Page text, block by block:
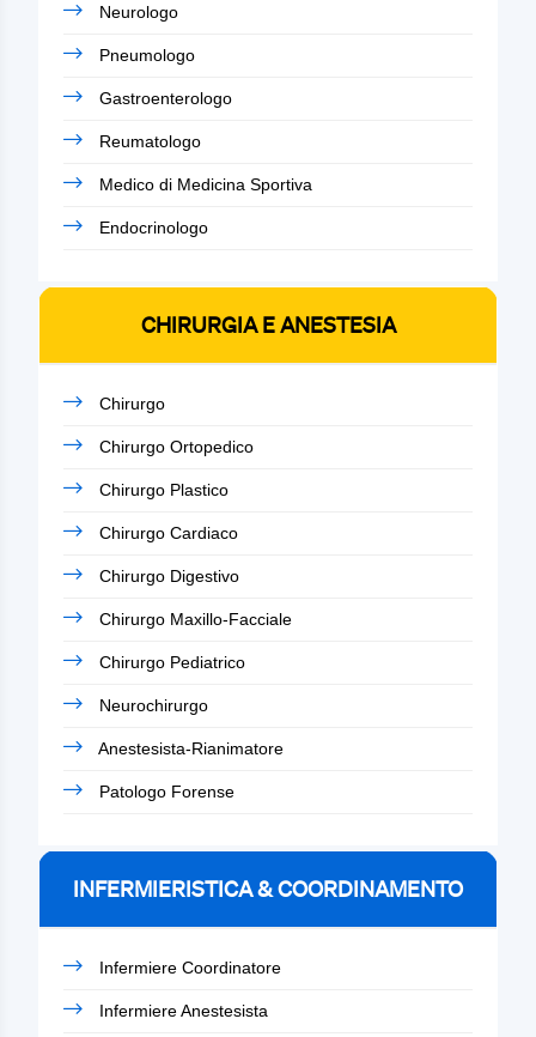
Neurologo
Pneumologo
Gastroenterologo
Reumatologo
Medico di Medicina Sportiva
Endocrinologo
CHIRURGIA E ANESTESIA
Chirurgo
Chirurgo Ortopedico
Chirurgo Plastico
Chirurgo Cardiaco
Chirurgo Digestivo
Chirurgo Maxillo-Facciale
Chirurgo Pediatrico
Neurochirurgo
Anestesista-Rianimatore
Patologo Forense
INFERMIERISTICA & COORDINAMENTO
Infermiere Coordinatore
Infermiere Anestesista